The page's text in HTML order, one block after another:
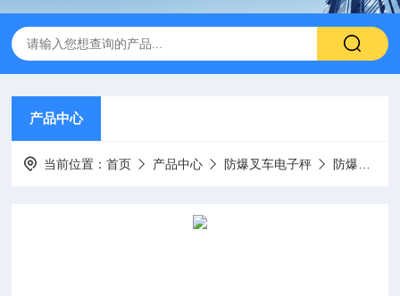
产品中心
当前位置：首页 产品中心 防爆叉车电子秤 防爆叉车电子秤厂家